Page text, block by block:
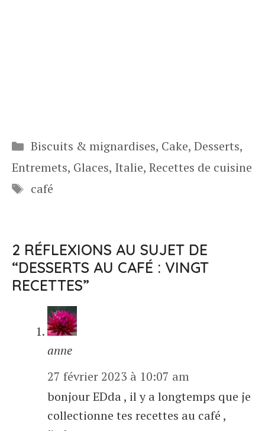
Catégories
Biscuits & mignardises, Cake, Desserts,
Entremets, Glaces, Italie, Recettes de cuisine
Étiquettes
café
2 RÉFLEXIONS AU SUJET DE
“DESSERTS AU CAFÉ : VINGT
RECETTES”
anne
27 février 2023 à 10:07 am
bonjour EDda , il y a longtemps que je
collectionne tes recettes au café ,